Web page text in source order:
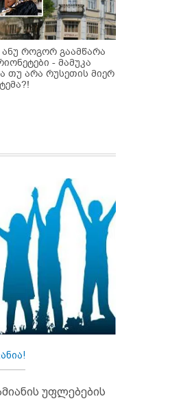
ანუ როგორ გაამწარა
- მამუკა
თუ არა რუსეთის მიერ
უფლებების